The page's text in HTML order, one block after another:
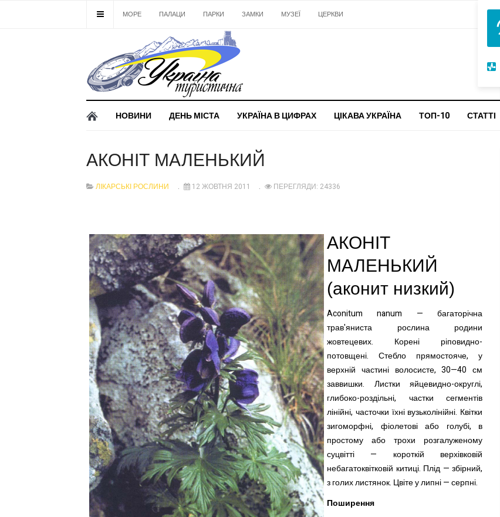
МОРЕ ПАЛАЦИ ПАРКИ ЗАМКИ МУЗЕЇ ЦЕРКВИ
НОВИНИ ДЕНЬ МІСТА УКРАЇНА В ЦИФРАХ ЦІКАВА УКРАЇНА ТОП-10 СТАТТІ
АКОНІТ МАЛЕНЬКИЙ
ЛІКАРСЬКІ РОСЛИНИ 12 ЖОВТНЯ 2011 ПЕРЕГЛЯДИ: 24336
АКОНІТ
МАЛЕНЬКИЙ
(аконит низкий)
Aconitum nanum — багаторічна
трав'яниста рослина родини
жовтецевих. Корені ріповидно-
потовщені. Стебло прямостояче, у
верхній частині волосисте, 30—40 см
заввишки. Листки яйцевидно-округлі,
глибоко-роздільні, частки сегментів
лінійні, часточки їхні вузьколінійні. Квітки
зигоморфні, фіолетові або голубі, в
простому або трохи розгалуженому
суцвітті — короткій верхівковій
небагатоквітковій китиці. Плід — збірний,
з голих листянок. Цвіте у липні — серпні.
Поширення